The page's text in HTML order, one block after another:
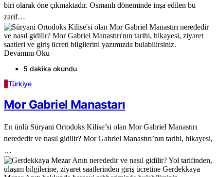
biri olarak öne çıkmaktadır. Osmanlı döneminde inşa edilen bu
zarif…
Devamını Oku
5 dakika okundu
TTürkiye
Mor Gabriel Manastarı
En ünlü Süryani Ortodoks Kilise’si olan Mor Gabriel Manastırı
nerededir ve nasıl gidilir? Mor Gabriel Manastırı’nın tarihi, hikayesi,
…